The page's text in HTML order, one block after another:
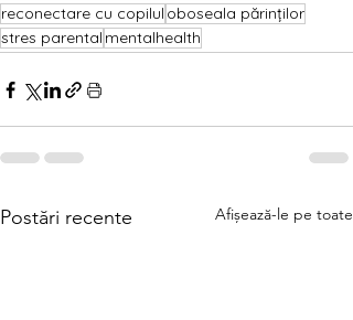
reconectare cu copilul oboseala părinților
stres parental mentalhealth
Postări recente Afișează-le pe toate